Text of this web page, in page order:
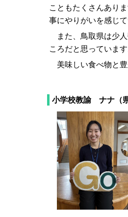
こともたくさんあり
事にやりがいを感じて
また、鳥取県は少人
ころだと思っています
美味しい食べ物と豊
小学校教諭 ナナ（県